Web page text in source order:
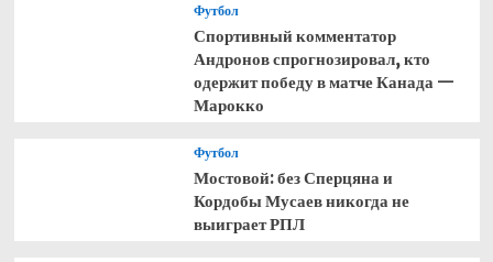
Футбол
Спортивный комментатор
Андронов спрогнозировал, кто
одержит победу в матче Канада —
Марокко
Футбол
Мостовой: без Сперцяна и
Кордобы Мусаев никогда не
выиграет РПЛ